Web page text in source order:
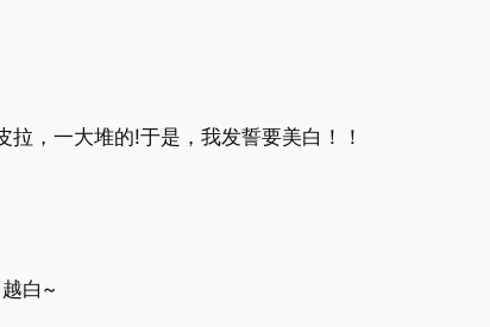
，一大堆的!于是，我发誓要美白！！
白~